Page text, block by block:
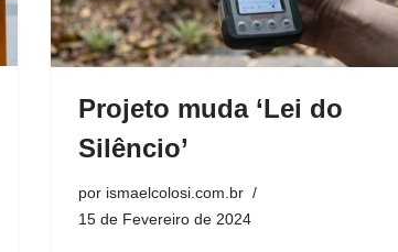
Projeto muda ‘Lei do
Silêncio’
por ismaelcolosi.com.br
15 de Fevereiro de 2024